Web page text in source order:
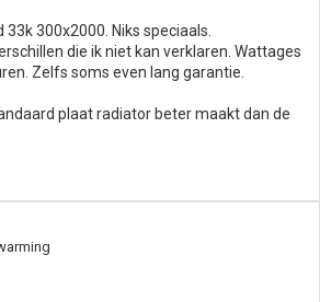
300x2000. Niks speciaals.
die ik niet kan verklaren. Wattages
Zelfs soms even lang garantie.
plaat radiator beter maakt dan de